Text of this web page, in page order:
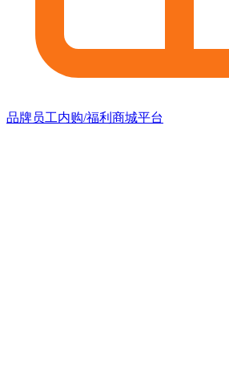
品牌员工内购/福利商城平台